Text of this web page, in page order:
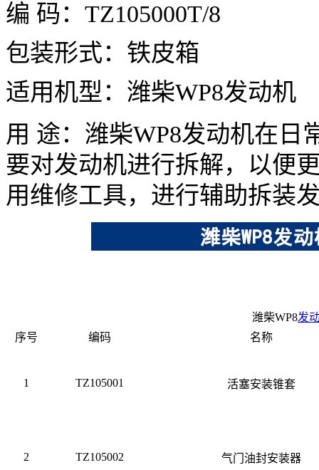
编 码： TZ105000T/8
包装形式：铁皮箱
适用机型： 潍柴WP8发动机
用 途：潍柴WP8发动机在日
要对发动机进行拆解，以便
用维修工具，进行辅助拆装
潍柴WP8发
序号
编码 名称
1 TZ105001 活塞安装锥套
2 TZ105002 气门油封安装器